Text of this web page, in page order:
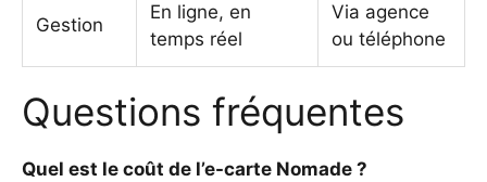
Gestion
En ligne, en
temps réel
Via agence
ou téléphone
Questions fréquentes
Quel est le coût de l’e-carte Nomade ?